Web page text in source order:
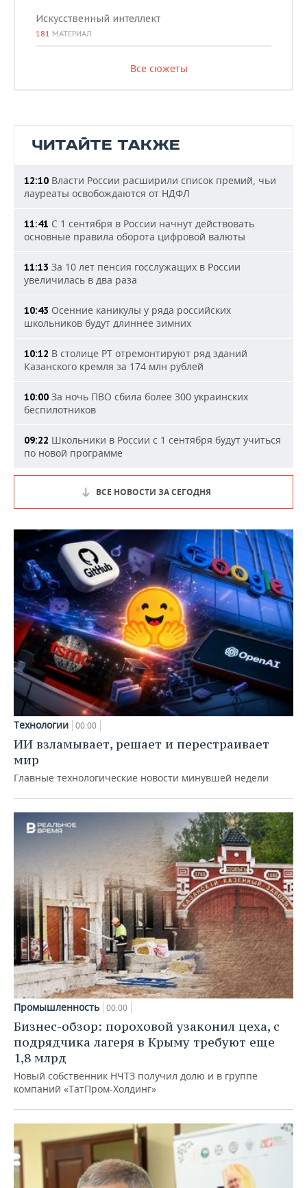
Искусственный интеллект
181 МАТЕРИАЛ
Все сюжеты
ЧИТАЙТЕ ТАКЖЕ
12:10 Власти России расширили список премий, чьи
лауреаты освобождаются от НДФЛ
11:41 С 1 сентября в России начнут действовать
основные правила оборота цифровой валюты
11:13 За 10 лет пенсия госслужащих в России
увеличилась в два раза
10:43 Осенние каникулы у ряда российских
школьников будут длиннее зимних
10:12 В столице РТ отремонтируют ряд зданий
Казанского кремля за 174 млн рублей
10:00 За ночь ПВО сбила более 300 украинских
беспилотников
09:22 Школьники в России с 1 сентября будут учиться
по новой программе
ВСЕ НОВОСТИ ЗА СЕГОДНЯ
Технологии 00:00
ИИ взламывает, решает и перестраивает
мир
Главные технологические новости минувшей недели
Промышленность 00:00
Бизнес-обзор: пороховой узаконил цеха, с
подрядчика лагеря в Крыму требуют еще
1,8 млрд
Новый собственник НЧТЗ получил долю и в группе
компаний «ТатПром-Холдинг»